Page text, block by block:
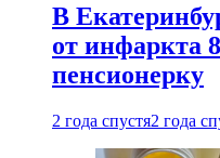
В
от инфаркта
пенсионерку
2 года спустя2 года